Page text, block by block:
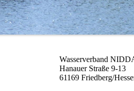
Wasserverband
Hanauer Straße 9-13
61169 Friedberg/